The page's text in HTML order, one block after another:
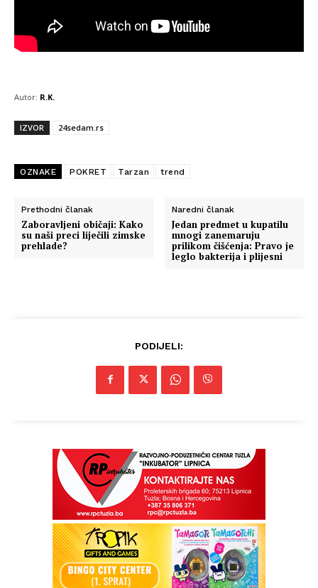
Autor: R.K.
IZVOR 24sedam.rs
OZNAKE POKRET Tarzan trend
Prethodni članak
Zaboravljeni običaji: Kako
su naši preci liječili zimske
prehlade?
Naredni članak
Jedan predmet u kupatilu
mnogi zanemaruju
prilikom čišćenja: Pravo je
leglo bakterija i plijesni
PODIJELI: